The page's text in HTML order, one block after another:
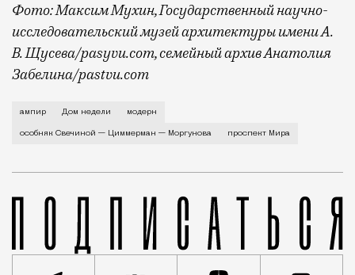
Фото: Максим Мухин, Государственный научно-
исследовательский музей архитектуры имени А.
В. Щусева/pasyvu.com, семейный архив Анатолия
Забелина/pastvu.com
История каменного строения в Мещанской
ампир Дом недели модерн
особняк Свечиной — Циммерман — Моргунова проспект Мира